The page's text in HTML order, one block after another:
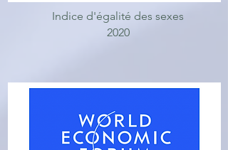
Indice d'égalité des sexes
2020